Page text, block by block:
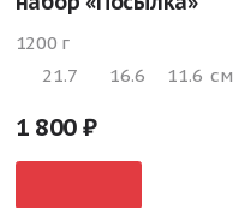
1200 г
21.7
16.6 11.6 см
1 800